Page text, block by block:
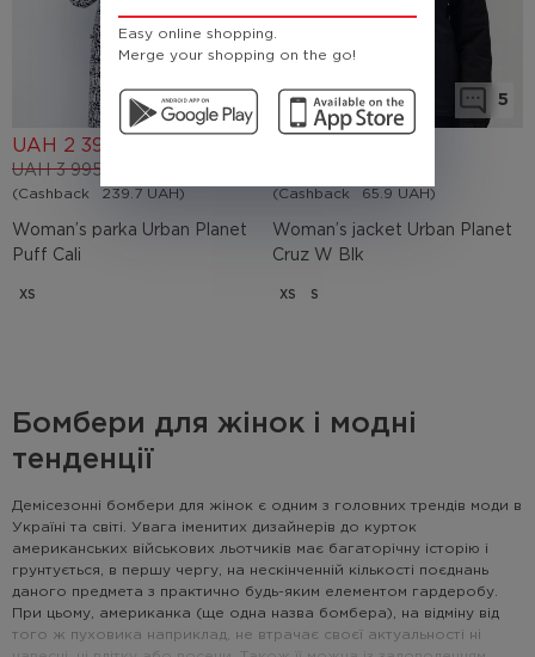
Easy online shopping.
Merge your shopping on the go!
Woman’s parka Urban Planet
Puff Cali
UAH 3 995
UAH 2 397
(Cashback 239.7 UAH)
XS
5
Woman’s jacket Urban Planet
Cruz W Blk
(Cashback 65.9 UAH)
XS S
Бомбери для жінок і модні
тенденції
Демісезонні бомбери для жінок є одним з головних трендів моди в
Україні та світі. Увага іменитих дизайнерів до курток
американських військових льотчиків має багаторічну історію і
грунтується, в першу чергу, на нескінченній кількості поєднань
даного предмета з практично будь-яким елементом гардеробу.
При цьому, американка (ще одна назва бомбера), на відміну від
того ж пуховика наприклад, не втрачає своєї актуальності ні